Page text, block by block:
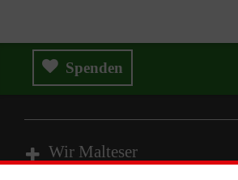
Spenden
Wir Malteser